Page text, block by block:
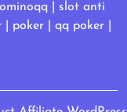
slot anti
poker qq poker